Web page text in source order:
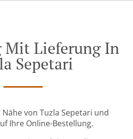
Mit Lieferung In
Sepetari
Nähe von Tuzla Sepetari und
Ihre Online-Bestellung.